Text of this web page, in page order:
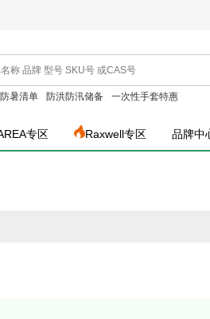
防暑清单 防洪防汛储备 一次性手套特惠
专区 Raxwell专区 品牌中